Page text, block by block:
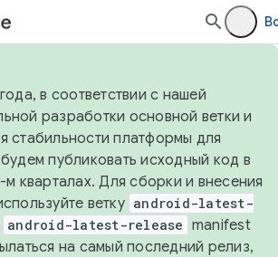
в соответствии с нашей
разработки основной ветки и
стабильности платформы для
публиковать исходный код в
кварталах. Для сборки и внесения
ветку android-latest-
android-latest-release manifest
на самый последний релиз,